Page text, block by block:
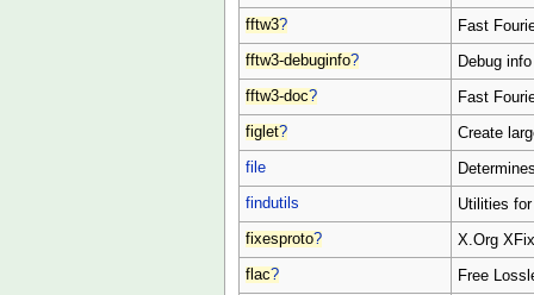
fftw3? Fast
fftw3-debuginfo? Debug
fftw3-doc? Fast
figlet? Create
file
findutils Utilities
fixesproto? X.Org
flac? Free